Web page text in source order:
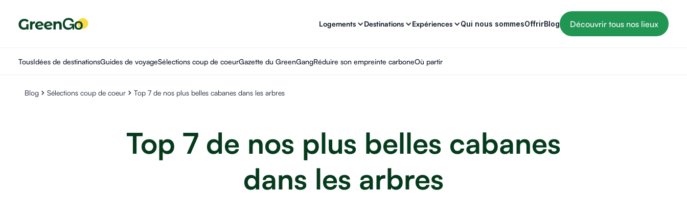
Logements Destinations Expériences Qui nous sommesOffrirBlog Découvrir tous nos lieux
TousIdées de destinationsGuides de voyageSélections coup de coeurGazette du GreenGangRéduire son empreinte carboneOù partir
Blog Sélections coup de coeur Top 7 de nos plus belles cabanes dans les arbres
Top 7 de nos plus belles cabanes
dans les arbres